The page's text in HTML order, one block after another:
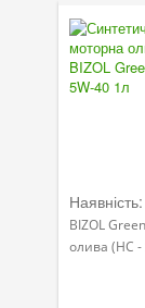
Наявність:
BIZOL
олива (HC